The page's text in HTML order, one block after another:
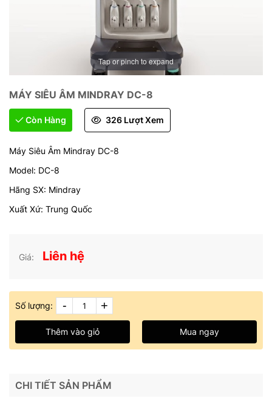
Tap or pinch to expand
MÁY SIÊU ÂM MINDRAY DC-8
Còn Hàng 326 Lượt Xem
Máy Siêu Âm Mindray DC-8
Model: DC-8
Hãng SX: Mindray
Xuất Xứ: Trung Quốc
Giá: Liên hệ
Số lượng: - +
Thêm vào giỏ Mua ngay
CHI TIẾT SẢN PHẨM